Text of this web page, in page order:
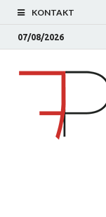
KONTAKT
07/08/2026